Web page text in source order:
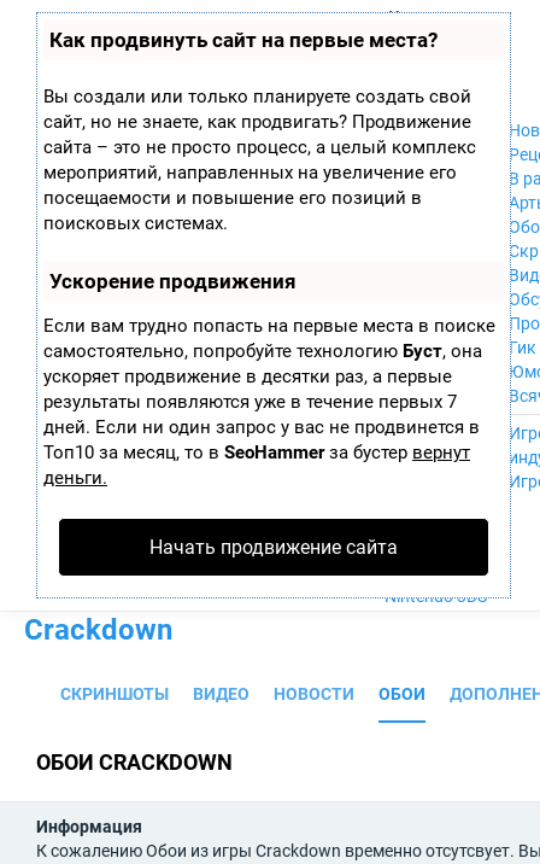
Как продвинуть сайт на первые места?
Вы создали или только планируете создать свой
сайт, но не знаете, как продвигать? Продвижение
сайта – это не просто процесс, а целый комплекс
мероприятий, направленных на увеличение его
посещаемости и повышение его позиций в
поисковых системах.
Ускорение продвижения
Если вам трудно попасть на первые места в поиске
самостоятельно, попробуйте технологию Буст, она
ускоряет продвижение в десятки раз, а первые
результаты появляются уже в течение первых 7
дней. Если ни один запрос у вас не продвинется в
Топ10 за месяц, то в SeoHammerза бустер вернут
деньги.
Начать продвижение сайта
играх
П
ла
ф
ор
м
ы
Xbox 360
Xbox
GameCube
PS2
PS3
Android
iPhone, iPod,
iPad
MacOS
Sega Mega Drive
NES
Wii U
PS4
Xbox One
Nintendo 3DS
В
Гик
Crackdown
СКРИНШОТЫ ВИДЕО НОВОСТИ ОБОИ
ОБОИ CRACKDOWN
Информация
К сожалению Обои из игры Crackdown временно отсутсвует.